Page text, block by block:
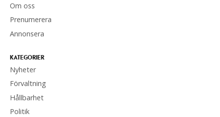
Om oss
Prenumerera
Annonsera
KATEGORIER
Nyheter
Förvaltning
Hållbarhet
Politik